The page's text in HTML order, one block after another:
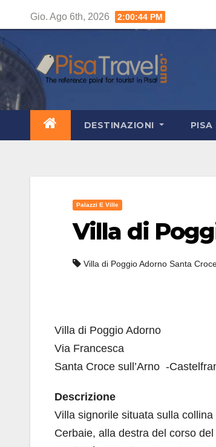
contenuto
Gio. Ago 6th, 2026 2:00:45 PM
DESTINAZIONI PISA
Palazzi E Ville
Villa di
Villa di Poggio Adorno Santa
Villa di Poggio Adorno
Via Francesca
Santa Croce sull’Arno -
Descrizione
Villa signorile situata sulla
Cerbaie, alla destra del corso